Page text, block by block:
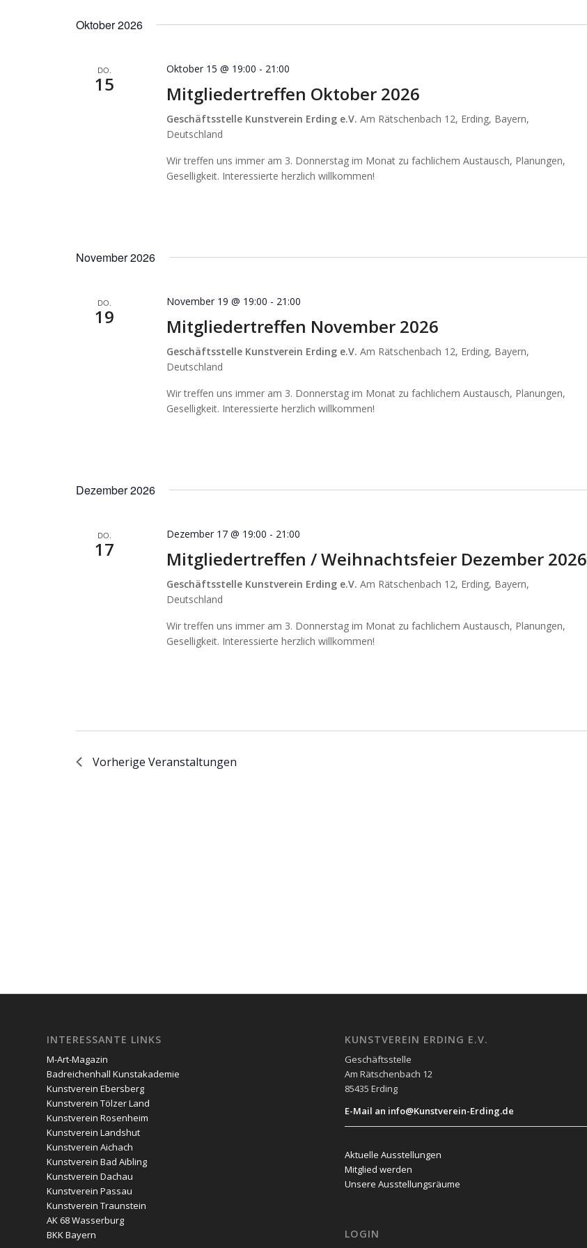
Oktober 2026
DO.
15
Oktober 15 @ 19:00 - 21:00
Mitgliedertreffen Oktober 2026
Geschäftsstelle Kunstverein Erding e.V.Am Rätschenbach 12, Erding, Bayern,
Deutschland
Wir treffen uns immer am 3. Donnerstag im Monat zu fachlichem Austausch, Planungen,
Geselligkeit. Interessierte herzlich willkommen!
November 2026
DO.
19
November 19 @ 19:00 - 21:00
Mitgliedertreffen November 2026
Geschäftsstelle Kunstverein Erding e.V.Am Rätschenbach 12, Erding, Bayern,
Deutschland
Wir treffen uns immer am 3. Donnerstag im Monat zu fachlichem Austausch, Planungen,
Geselligkeit. Interessierte herzlich willkommen!
Dezember 2026
DO.
17
Dezember 17 @ 19:00 - 21:00
Mitgliedertreffen / Weihnachtsfeier Dezember 2026
Geschäftsstelle Kunstverein Erding e.V.Am Rätschenbach 12, Erding, Bayern,
Deutschland
Wir treffen uns immer am 3. Donnerstag im Monat zu fachlichem Austausch, Planungen,
Geselligkeit. Interessierte herzlich willkommen!
Vorherige Veranstaltungen
INTERESSANTE LINKS
M-Art-Magazin
Badreichenhall Kunstakademie
Kunstverein Ebersberg
Kunstverein Tölzer Land
Kunstverein Rosenheim
Kunstverein Landshut
Kunstverein Aichach
Kunstverein Bad Aibling
Kunstverein Dachau
Kunstverein Passau
Kunstverein Traunstein
AK 68 Wasserburg
BKK Bayern
KUNSTVEREIN ERDING E.V.
Geschäftsstelle
Am Rätschenbach 12
85435 Erding
E-Mail an info@Kunstverein-Erding.de
Aktuelle Ausstellungen
Mitglied werden
Unsere Ausstellungsräume
LOGIN